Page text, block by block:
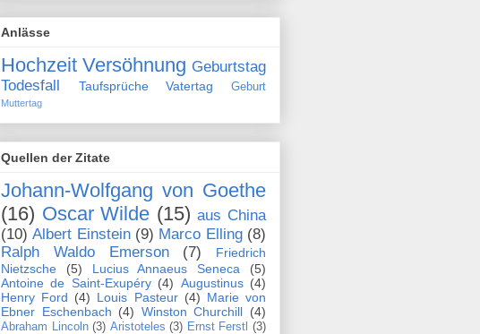
Anlässe
Hochzeit Versöhnung Geburtstag
Todesfall
Taufsprüche Vatertag Geburt
Muttertag
Quellen der Zitate
Johann-Wolfgang von Goethe
(16) Oscar Wilde (15) aus China
(10) Albert Einstein (9) Marco Elling (8)
Ralph Waldo Emerson
(7)
Friedrich
Nietzsche
(5) Lucius Annaeus Seneca
(5)
Antoine de Saint-Exupéry (4) Augustinus (4)
Henry Ford (4) Louis Pasteur (4) Marie von
Ebner Eschenbach (4) Winston Churchill (4)
Abraham Lincoln (3) Aristoteles (3) Ernst Ferstl (3)